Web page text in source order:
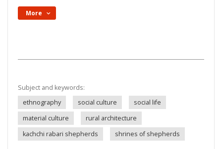
More
Subject and keywords:
ethnography
social culture
social life
material culture
rural architecture
kachchi rabari shepherds
shrines of shepherds